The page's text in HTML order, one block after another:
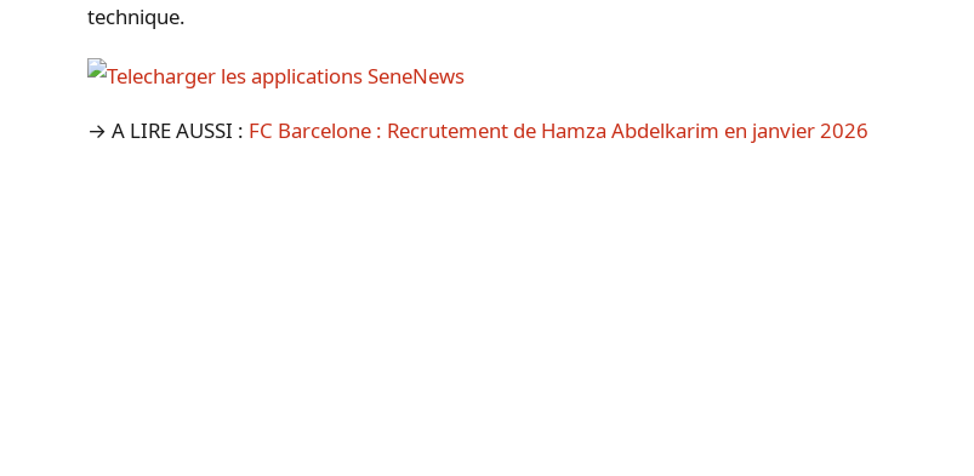
technique.
→ A LIRE AUSSI : FC Barcelone : Recrutement de Hamza Abdelkarim en janvier 2026